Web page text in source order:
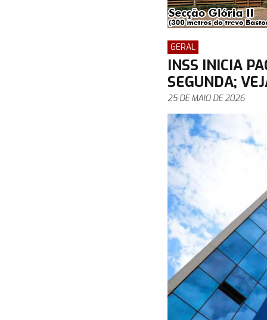
GERAL
INSS INICIA
SEGUNDA;
25 DE MAIO DE 2026